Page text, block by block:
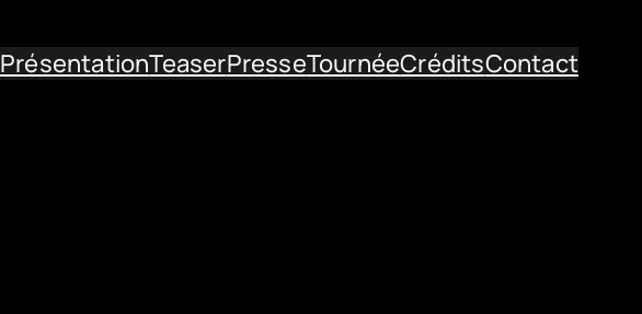
PrésentationTeaserPresseTournéeCréditsContact